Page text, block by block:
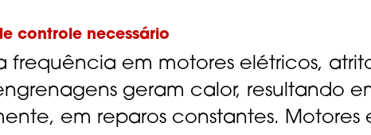
controle necessário
frequência em motores elétricos,
geram calor, resultando
em reparos constantes.